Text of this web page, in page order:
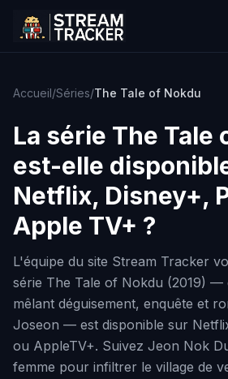
Accueil/Séries/The Tale of Nokdu
La série The Tale
est-elle
Netflix, Disney+,
Apple TV+ ?
L'équipe du site Stream Tracker
série The Tale of Nokdu (2019) —
mêlant déguisement, enquête et
Joseon — est disponible sur
ou AppleTV+. Suivez Jeon Nok
femme pour infiltrer le village de